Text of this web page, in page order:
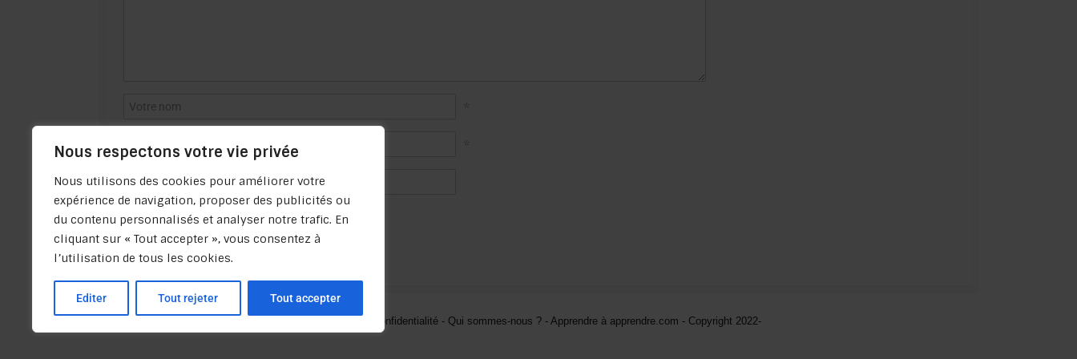
Nous respectons votre vie privée
Nous utilisons des cookies pour améliorer votre
expérience de navigation, proposer des publicités ou
du contenu personnalisés et analyser notre trafic. En
cliquant sur « Tout accepter », vous consentez à
l’utilisation de tous les cookies.
Editer Tout rejeter Tout accepter
Politique de confidentialité - Qui sommes-nous ? - Apprendre à apprendre.com - Copyright 2022-